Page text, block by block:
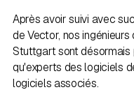
Après avoir suivi avec
de Vector, nos
Stuttgart sont désormais
qu'experts des logiciels
logiciels associés.